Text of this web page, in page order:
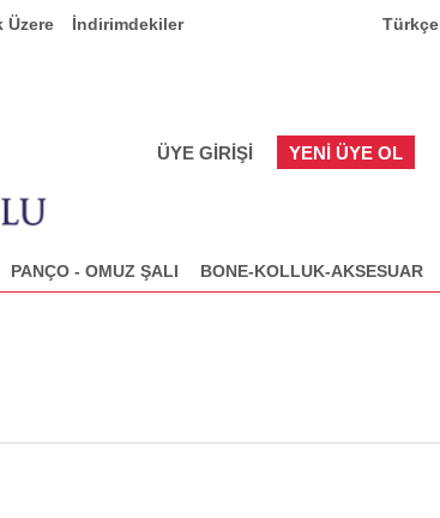
Üzere İndirimdekiler Türkçe
ÜYE GIRIŞI YENI ÜYE OL
PANÇO - OMUZ ŞALI BONE-KOLLUK-AKSESUAR